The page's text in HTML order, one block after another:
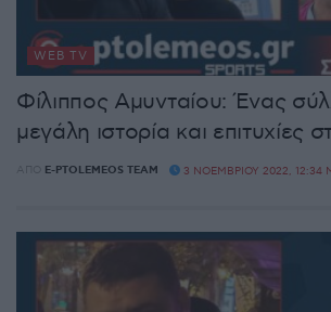
WEB TV
Φίλιππος Αμυνταίου: Ένας
μεγάλη ιστορία και επιτυχίες
ΑΠΌ E-PTOLEMEOS TEAM 3 ΝΟΕΜΒΡΊΟΥ 2022, 12:34